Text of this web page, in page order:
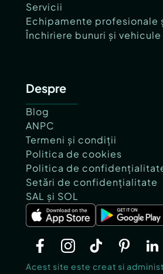
Servicii
Echipamente profesionale
Închiriere bunuri și vehicule
Despre
Blog
ANPC
Termeni și condiții
Politica de cookies
Politica de
Setări de confidențialitate
SAL și SOL
Acest site este creat si